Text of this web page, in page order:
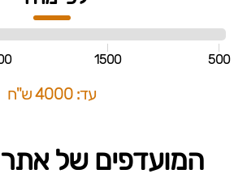
500
1500
עד: 4000 ש"ח
המועדפים של